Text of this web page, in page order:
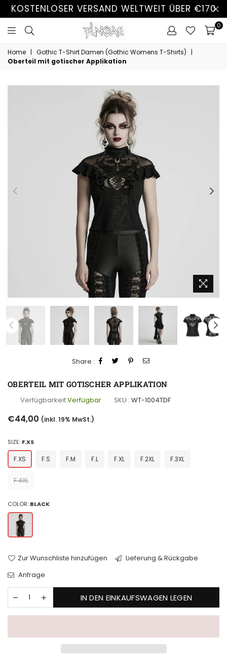
KOSTENLOSER VERSAND WELTWEIT ÜBER €170
0
Home | Gothic T-Shirt Damen (Gothic Womens T-Shirts)
|
Oberteil mit gotischer Applikation
Share :
OBERTEIL MIT GOTISCHER APPLIKATION
VerfügbarkeitVerfügbar SKU : WT-1004TDF
Normaler
Preis
€44,00 (inkl. 19% MwSt.)
SIZE: F.XS
F.XS F.S F.M F.L F.XL F.2XL F.3XL
F.4XL
COLOR: BLACK
Zur Wunschliste hinzufügen
Lieferung & Rückgabe
Anfrage
IN DEN EINKAUFSWAGEN LEGEN